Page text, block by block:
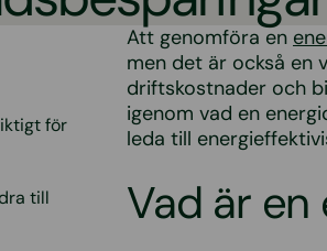
för
till
Att genomföra en
men det är också en
driftskostnader och
igenom vad en
leda till
Vad är